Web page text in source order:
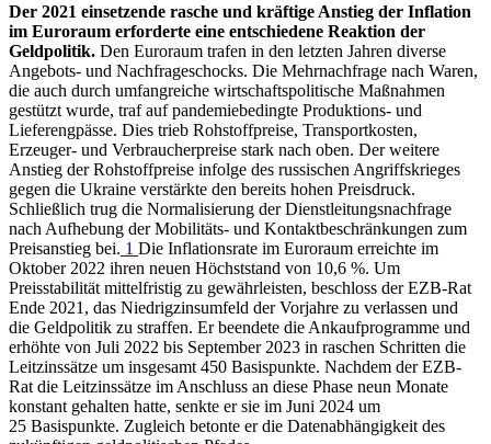
Der 2021 einsetzende rasche und kräftige Anstieg der Inflation
im Euroraum erforderte eine entschiedene Reaktion der
Geldpolitik. Den Euroraum trafen in den letzten Jahren diverse
Angebots- und Nachfrageschocks. Die Mehrnachfrage nach Waren,
die auch durch umfangreiche wirtschaftspolitische Maßnahmen
gestützt wurde, traf auf pandemiebedingte Produktions- und
Lieferengpässe. Dies trieb Rohstoffpreise, Transportkosten,
Erzeuger- und Verbraucherpreise stark nach oben. Der weitere
Anstieg der Rohstoffpreise infolge des russischen Angriffskrieges
gegen die Ukraine verstärkte den bereits hohen Preisdruck.
Schließlich trug die Normalisierung der Dienstleitungsnachfrage
nach Aufhebung der Mobilitäts- und Kontaktbeschränkungen zum
Preisanstieg bei. 1 Die Inflationsrate im Euroraum erreichte im
Oktober 2022 ihren neuen Höchststand von 10,6 %. Um
Preisstabilität mittelfristig zu gewährleisten, beschloss derEZB-Rat
Ende 2021, das Niedrigzinsumfeld der Vorjahre zu verlassen und
die Geldpolitik zu straffen. Er beendete die Ankaufprogramme und
erhöhte von Juli 2022 bis September 2023 in raschen Schritten die
Leitzinssätze um insgesamt 450 Basispunkte. Nachdem derEZB-
Rat die Leitzinssätze im Anschluss an diese Phase neun Monate
konstant gehalten hatte, senkte er sie im Juni 2024 um
25 Basispunkte. Zugleich betonte er die Datenabhängigkeit des